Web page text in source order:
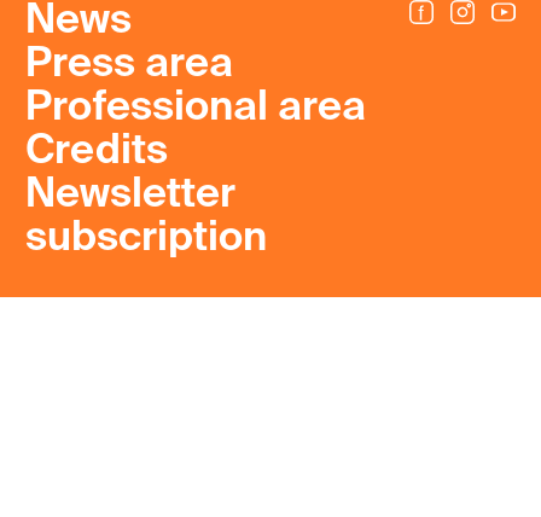
News
Press area
Professional area
Credits
Newsletter
subscription